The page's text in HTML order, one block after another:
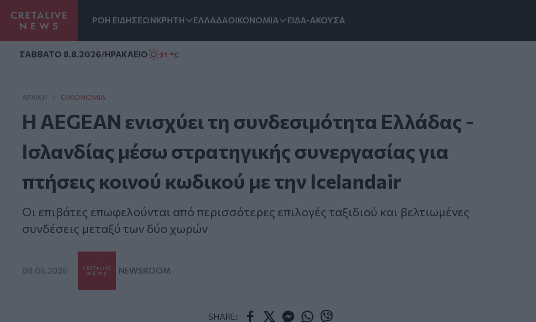
ΡΟΗ ΕΙΔΗΣΕΩΝΚΡΗΤΗ ΕΛΛΑΔΑΟΙΚΟΝΟΜΙΑ ΕΙΔΑ-ΑΚΟΥΣΑ
ΣAΒΒΑΤΟ 8.8.2026/ΗΡΑΚΛΕΙΟ 31 °C
ΑΡΧΙΚΗ / ΟΙΚΟΝΟΜΊΑ
Η AEGEAN ενισχύει τη συνδεσιμότητα Ελλάδας -
Ισλανδίας μέσω στρατηγικής συνεργασίας για
πτήσεις κοινού κωδικού με την Icelandair
Οι επιβάτες επωφελούνται από περισσότερες επιλογές ταξιδιού και βελτιωμένες
συνδέσεις μεταξύ των δύο χωρών
08.06.2026 NEWSROOM
SHARE: